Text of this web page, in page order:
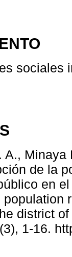
sociales
A.,
de la
en
district
(3), 1-16.